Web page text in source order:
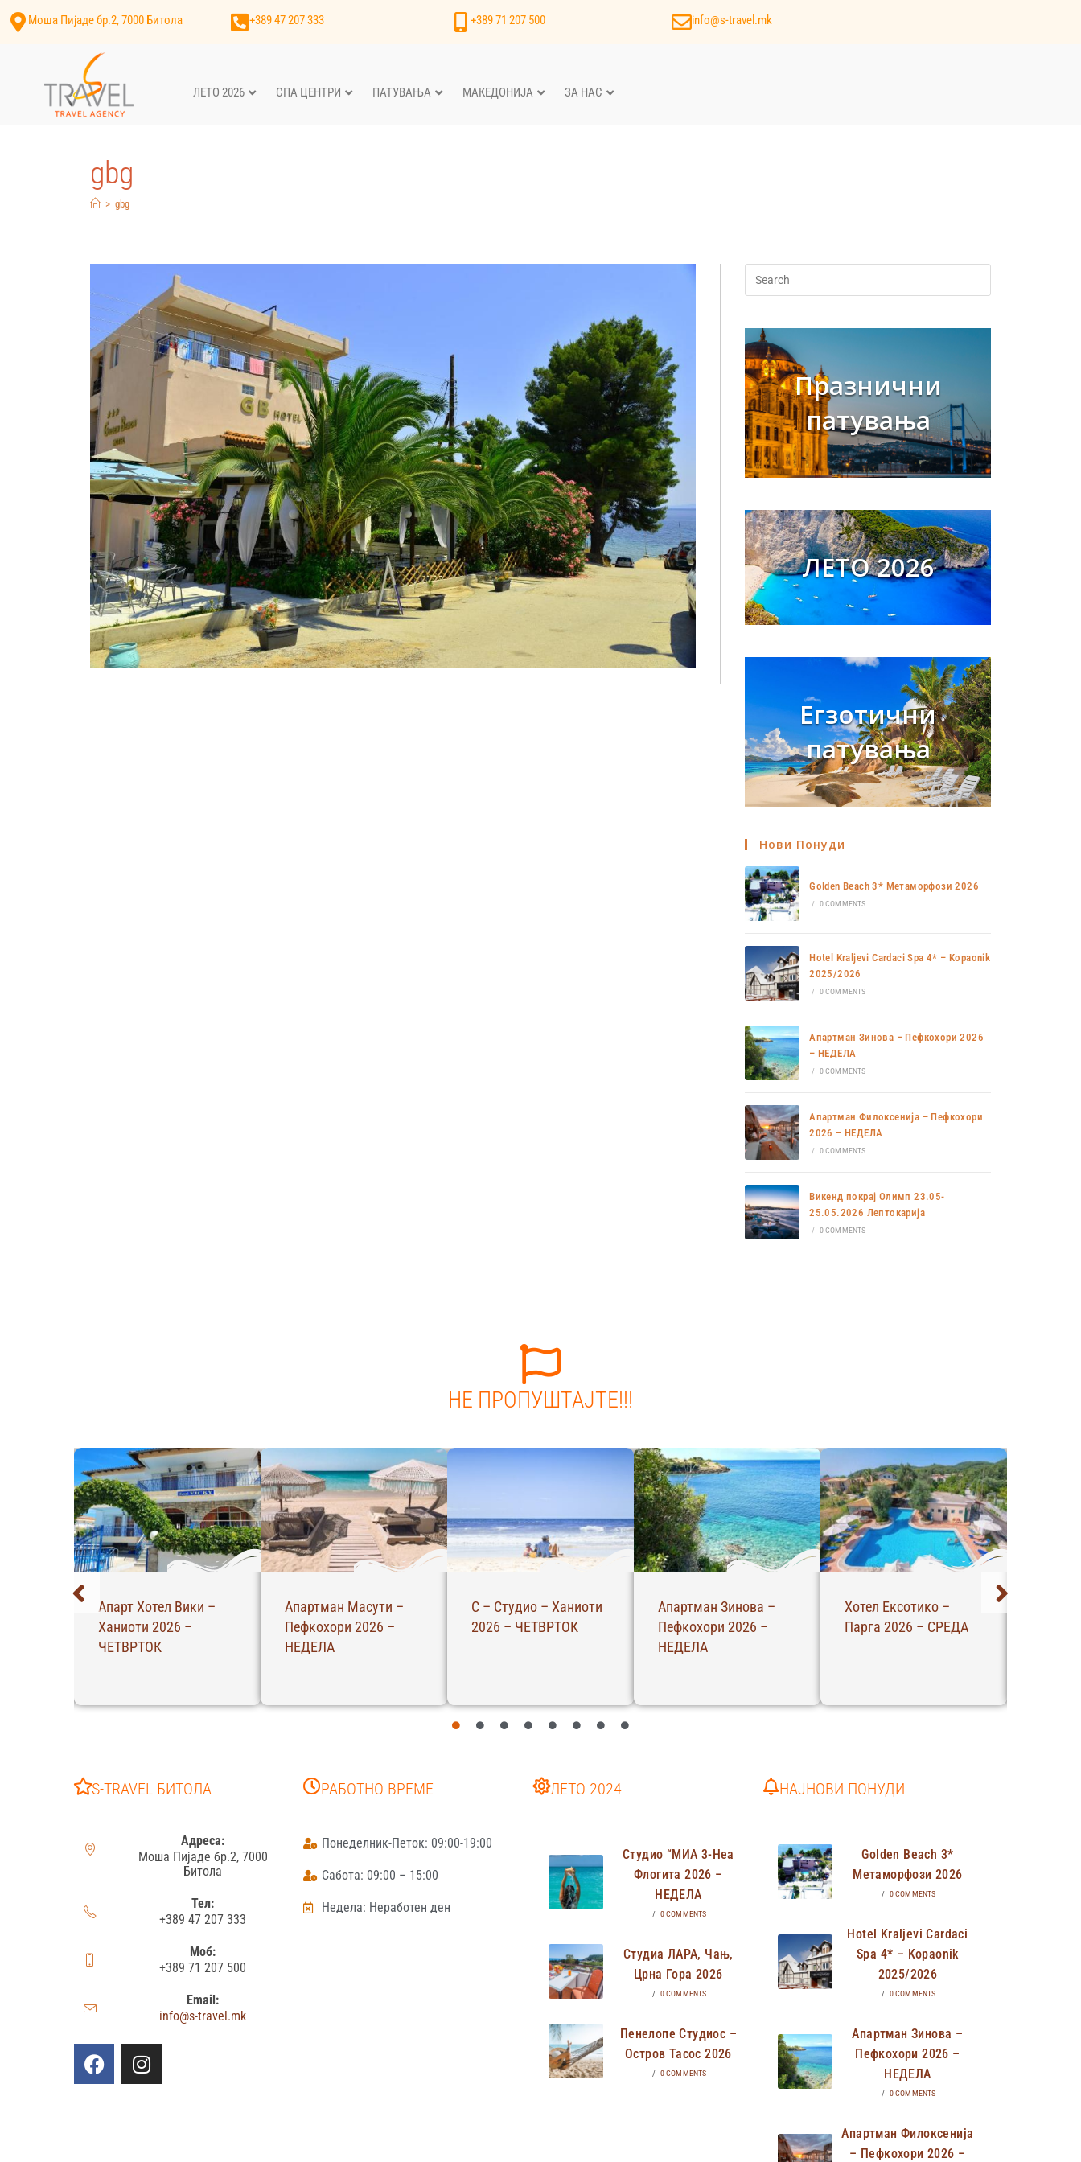
Моша Пијаде бр.2, 7000 Битола +389 47 207 333 +389 71 207 500 info@s-travel.mk
ЛЕТО 2026 СПА ЦЕНТРИ ПАТУВАЊА МАКЕДОНИЈА ЗА НАС
gbg
> gbg
Празнични
патувања
ЛЕТО 2026
Егзотични
патувања
Нови Понуди
Golden Beach 3* Метаморфози 2026
/ 0 COMMENTS
Hotel Kraljevi Cardaci Spa 4* – Kopaonik
2025/2026
/ 0 COMMENTS
Апартман Зинова – Пефкохори 2026
– НЕДЕЛА
/ 0 COMMENTS
Апартман Филоксенија – Пефкохори
2026 – НЕДЕЛА
/ 0 COMMENTS
Викенд покрај Олимп 23.05-
25.05.2026 Лептокарија
/ 0 COMMENTS
НЕ ПРОПУШТАЈТЕ!!!
Апарт Хотел Вики –
Ханиоти 2026 –
ЧЕТВРТОК
Апартман Масути –
Пефкохори 2026 –
НЕДЕЛА
С – Студио – Ханиоти
2026 – ЧЕТВРТОК
Апартман Зинова –
Пефкохори 2026 –
НЕДЕЛА
Хотел Ексотико –
Парга 2026 – СРЕДА
S-TRAVEL БИТОЛА
Адреса:
Моша Пијаде бр.2, 7000
Битола
Тел:
+389 47 207 333
Моб:
+389 71 207 500
Email:
info@s-travel.mk
РАБОТНО ВРЕМЕ
Понеделник-Петок: 09:00-19:00
Сабота: 09:00 – 15:00
Недела: Неработен ден
ЛЕТО 2024
Студио “МИА 3-Неа
Флогита 2026 –
НЕДЕЛА
/ 0 COMMENTS
Студиа ЛАРА, Чањ,
Црна Гора 2026
/ 0 COMMENTS
Пенелопе Студиос –
Остров Тасос 2026
/ 0 COMMENTS
НАЈНОВИ ПОНУДИ
Golden Beach 3*
Метаморфози 2026
/ 0 COMMENTS
Hotel Kraljevi Cardaci
Spa 4* – Kopaonik
2025/2026
/ 0 COMMENTS
Апартман Зинова –
Пефкохори 2026 –
НЕДЕЛА
/ 0 COMMENTS
Апартман Филоксенија
– Пефкохори 2026 –